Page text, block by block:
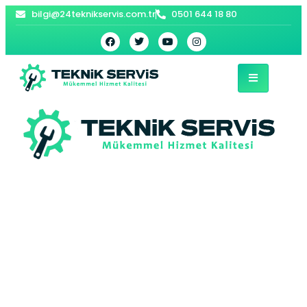
bilgi@24teknikservis.com.tr 0501 644 18 80